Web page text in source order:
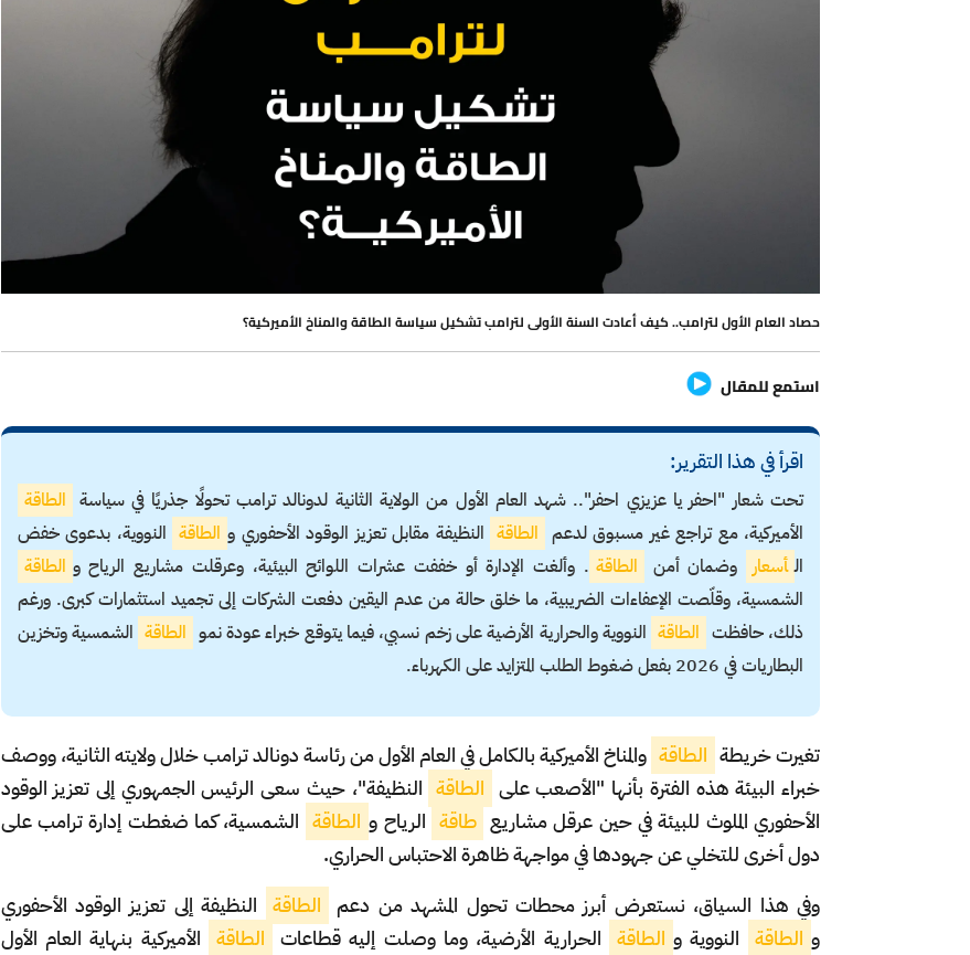
حصاد العام الأول لترامب.. كيف أعادت السنة الأولى لترامب تشكيل سياسة الطاقة والمناخ الأميركية؟
استمع للمقال
اقرأ في هذا التقرير:
تحت شعار "احفر يا عزيزي احفر".. شهد العام الأول من الولاية الثانية لدونالد ترامب تحولًا جذريًا في سياسة الطاقة
الأميركية، مع تراجع غير مسبوق لدعم الطاقة النظيفة مقابل تعزيز الوقود الأحفوري و الطاقة النووية، بدعوى خفض
ال أسعار وضمان أمن الطاقة . وألغت الإدارة أو خففت عشرات اللوائح البيئية، وعرقلت مشاريع الرياح و الطاقة
الشمسية، وقلّصت الإعفاءات الضريبية، ما خلق حالة من عدم اليقين دفعت الشركات إلى تجميد استثمارات كبرى. ورغم
ذلك، حافظت الطاقة النووية والحرارية الأرضية على زخم نسبي، فيما يتوقع خبراء عودة نمو الطاقة الشمسية وتخزين
البطاريات في 2026 بفعل ضغوط الطلب المتزايد على الكهرباء.
تغيرت خريطة الطاقة والمناخ الأميركية بالكامل في العام الأول من رئاسة دونالد ترامب خلال ولايته الثانية، ووصف
خبراء البيئة هذه الفترة بأنها "الأصعب على الطاقة النظيفة"، حيث سعى الرئيس الجمهوري إلى تعزيز الوقود
الأحفوري الملوث للبيئة في حين عرقل مشاريع طاقة الرياح و الطاقة الشمسية، كما ضغطت إدارة ترامب على
دول أخرى للتخلي عن جهودها في مواجهة ظاهرة الاحتباس الحراري.
وفي هذا السياق، نستعرض أبرز محطات تحول المشهد من دعم الطاقة النظيفة إلى تعزيز الوقود الأحفوري
و الطاقة النووية و الطاقة الحرارية الأرضية، وما وصلت إليه قطاعات الطاقة الأميركية بنهاية العام الأول